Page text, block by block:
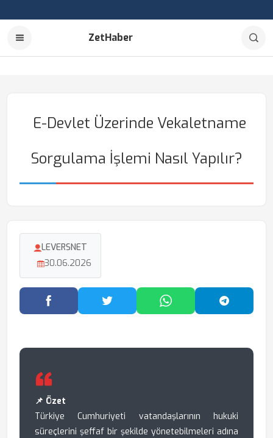
ZetHaber
E-Devlet Üzerinde Vekaletname
Sorgulama İşlemi Nasıl Yapılır?
LEVERSNET
30.06.2026
Facebook'ta PaylaşTwitter'da PaylaşWhatsApp'ta Paylaş
📌 Özet
Türkiye Cumhuriyeti vatandaşlarının hukuki
süreçlerini şeffaf bir şekilde yönetebilmeleri adına